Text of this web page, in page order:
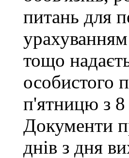
питань для
тощо
особистого
п'ятницю з
Документи
днів з дня